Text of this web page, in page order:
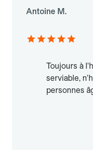
Antoine M.
Toujours à
serviable,
personnes